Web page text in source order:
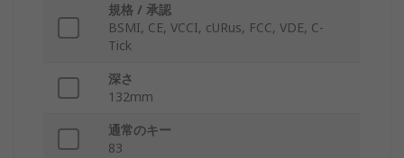
規格 / 承認
BSMI, CE, VCCI, cURus, FCC, VDE, C-
Tick
深さ
132mm
通常のキー
83